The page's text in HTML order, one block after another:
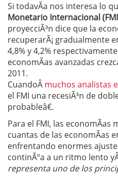
Si todavÃ­a nos interesa lo
Monetario Internacional
proyecciÃ³n dice que la
recuperarÃ¡ gradualmente
4,8% y 4,2%
economÃ­as avanzadas
2011.
CuandoÂ muchos analistas
el FMI una recesiÃ³n de
probableâ€.
Para el FMI, las economÃ­as
cuantas de las economÃ­as
enfrentando enormes
continÃºa a un ritmo lento
representa uno de los